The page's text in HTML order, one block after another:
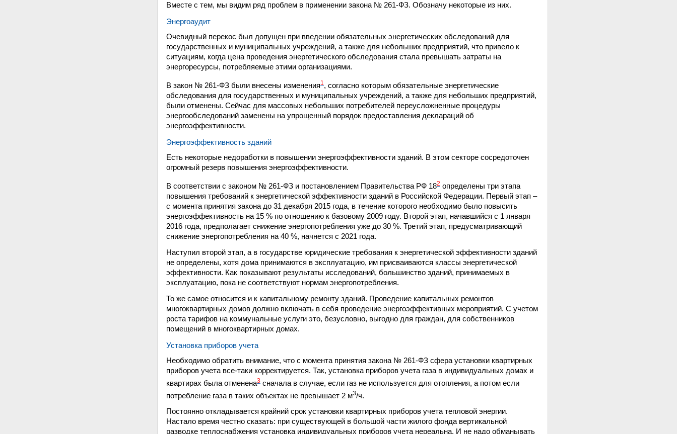
Вместе с тем, мы видим ряд проблем в применении закона № 261-ФЗ. Обозначу некоторые из них.
Энергоаудит
Очевидный перекос был допущен при введении обязательных энергетических обследований для
государственных и муниципальных учреждений, а также для небольших предприятий, что привело к
ситуациям, когда цена проведения энергетического обследования стала превышать затраты на
энергоресурсы, потребляемые этими организациями.
В закон № 261-ФЗ были внесены изменения1, согласно которым обязательные энергетические
обследования для государственных и муниципальных учреждений, а также для небольших предприятий,
были отменены. Сейчас для массовых небольших потребителей переусложненные процедуры
энергообследований заменены на упрощенный порядок предоставления деклараций об
энергоэффективности.
Энергоэффективность зданий
Есть некоторые недоработки в повышении энергоэффективности зданий. В этом секторе сосредоточен
огромный резерв повышения энергоэффективности.
В соответствии с законом № 261-ФЗ и постановлением Правительства РФ 182 определены три этапа
повышения требований к энергетической эффективности зданий в Российской Федерации. Первый этап –
с момента принятия закона до 31 декабря 2015 года, в течение которого необходимо было повысить
энергоэффективность на 15 % по отношению к базовому 2009 году. Второй этап, начавшийся с 1 января
2016 года, предполагает снижение энергопотребления уже до 30 %. Третий этап, предусматривающий
снижение энергопотребления на 40 %, начнется с 2021 года.
Наступил второй этап, а в государстве юридические требования к энергетической эффективности зданий
не определены, хотя дома принимаются в эксплуатацию, им присваиваются классы энергетической
эффективности. Как показывают результаты исследований, большинство зданий, принимаемых в
эксплуатацию, пока не соответствуют нормам энергопотребления.
То же самое относится и к капитальному ремонту зданий. Проведение капитальных ремонтов
многоквартирных домов должно включать в себя проведение энергоэффективных мероприятий. С учетом
роста тарифов на коммунальные услуги это, безусловно, выгодно для граждан, для собственников
помещений в многоквартирных домах.
Установка приборов учета
Необходимо обратить внимание, что с момента принятия закона № 261-ФЗ сфера установки квартирных
приборов учета все-таки корректируется. Так, установка приборов учета газа в индивидуальных домах и
квартирах была отменена3 сначала в случае, если газ не используется для отопления, а потом если
потребление газа в таких объектах не превышает 2 м3/ч.
Постоянно откладывается крайний срок установки квартирных приборов учета тепловой энергии.
Настало время честно сказать: при существующей в большой части жилого фонда вертикальной
разводке теплоснабжения установка индивидуальных приборов учета нереальна. И не надо обманывать